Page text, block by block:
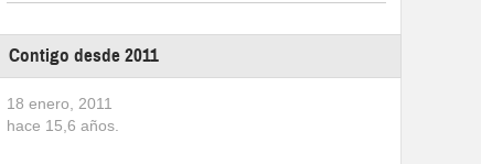
Contigo desde 2011
18 enero, 2011
hace 15,6 años.